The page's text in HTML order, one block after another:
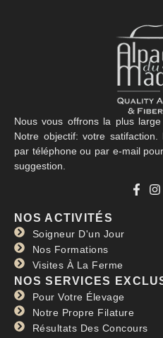
Nous vous offrons la plus
Notre objectif: votre
par téléphone ou par e-mail
suggestion.
NOS ACTIVITÉS
Soigneur D'un Jour
Nos Formations
Visites À La Ferme
NOS SERVICES
Pour Votre Élevage
Notre Propre Filature
Résultats Des Concours